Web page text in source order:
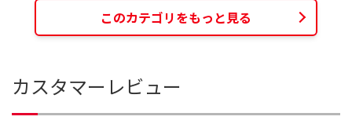
このカテゴリをもっと見る
カスタマーレビュー